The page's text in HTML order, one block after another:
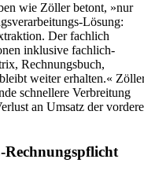
wie Zöller betont, »nur
Lösung:
Der fachlich
inklusive fachlich-
Rechnungsbuch,
weiter erhalten.«
schnellere Verbreitung
an Umsatz der
Rechnungspflicht